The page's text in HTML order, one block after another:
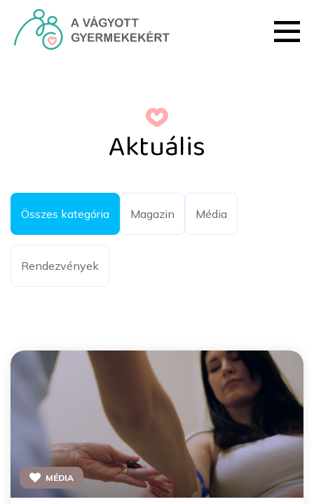
Ugrás a fő tartalomhoz
Aktuális
Összes kategória Magazin Média
Rendezvények
MÉDIA